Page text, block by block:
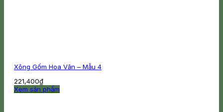
Xông Gốm Hoa Văn – Mẫu 4
221,400₫
Xem sản phẩm